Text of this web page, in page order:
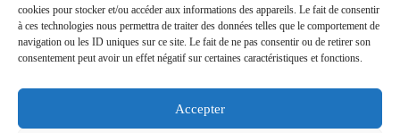
cookies pour stocker et/ou accéder aux informations des appareils. Le fait de consentir
à ces technologies nous permettra de traiter des données telles que le comportement de
navigation ou les ID uniques sur ce site. Le fait de ne pas consentir ou de retirer son
consentement peut avoir un effet négatif sur certaines caractéristiques et fonctions.
Accepter
GAMME RHF